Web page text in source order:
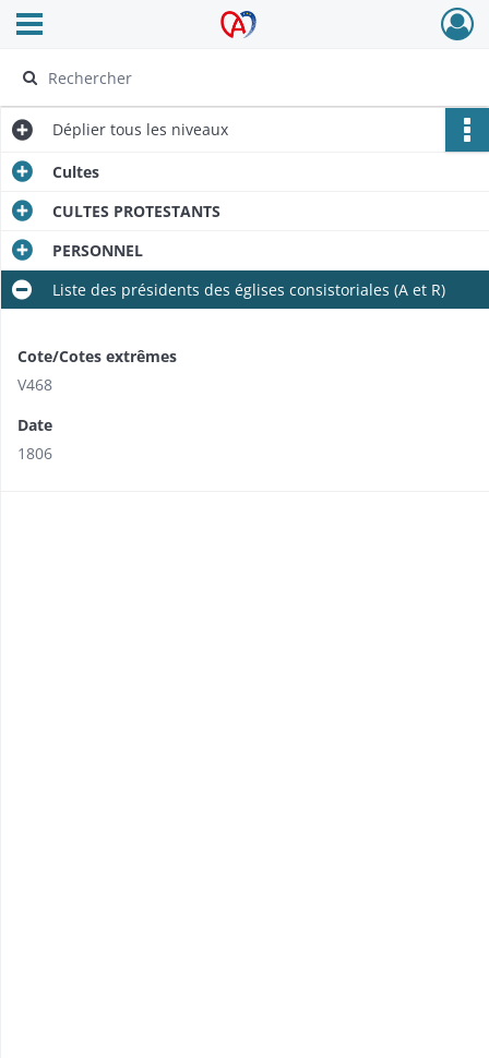
Archives Alsace - Colmar
Ouvrir le menu déroulant
Déplier tous les niveaux
Cultes
CULTES PROTESTANTS
PERSONNEL
Liste des présidents des églises consistoriales (A et R)
Cote/Cotes extrêmes
V468
Date
1806